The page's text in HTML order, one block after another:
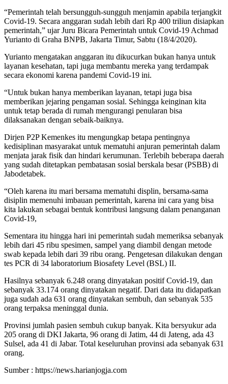
“Pemerintah telah bersungguh-sungguh menjamin apabila terjangkit
Covid-19. Secara anggaran sudah lebih dari Rp 400 triliun disiapkan
pemerintah,” ujar Juru Bicara Pemerintah untuk Covid-19 Achmad
Yurianto di Graha BNPB, Jakarta Timur, Sabtu (18/4/2020).
Yurianto mengatakan anggaran itu dikucurkan bukan hanya untuk
layanan kesehatan, tapi juga membantu mereka yang terdampak
secara ekonomi karena pandemi Covid-19 ini.
“Untuk bukan hanya memberikan layanan, tetapi juga bisa
memberikan jejaring pengaman sosial. Sehingga keinginan kita
untuk tetap berada di rumah mengurangi penularan bisa
dilaksanakan dengan sebaik-baiknya.
Dirjen P2P Kemenkes itu mengungkap betapa pentingnya
kedisiplinan masyarakat untuk mematuhi anjuran pemerintah dalam
menjata jarak fisik dan hindari kerumunan. Terlebih beberapa daerah
yang sudah ditetapkan pembatasan sosial berskala besar (PSBB) di
Jabodetabek.
“Oleh karena itu mari bersama mematuhi displin, bersama-sama
disiplin memenuhi imbauan pemerintah, karena ini cara yang bisa
kita lakukan sebagai bentuk kontribusi langsung dalam penanganan
Covid-19,
Sementara itu hingga hari ini pemerintah sudah memeriksa sebanyak
lebih dari 45 ribu spesimen, sampel yang diambil dengan metode
swab kepada lebih dari 39 ribu orang. Pengetesan dilakukan dengan
tes PCR di 34 laboratorium Biosafety Level (BSL) II.
Hasilnya sebanyak 6.248 orang dinyatakan positif Covid-19, dan
sebanyak 33.174 orang dinyatakan negatif. Dari data itu didapatkan
juga sudah ada 631 orang dinyatakan sembuh, dan sebanyak 535
orang terpaksa meninggal dunia.
Provinsi jumlah pasien sembuh cukup banyak. Kita bersyukur ada
205 orang di DKI Jakarta, 96 orang di Jatim, 44 di Jateng, ada 43
Sulsel, ada 41 di Jabar. Total keseluruhan provinsi ada sebanyak 631
orang.
Sumber : https://news.harianjogja.com